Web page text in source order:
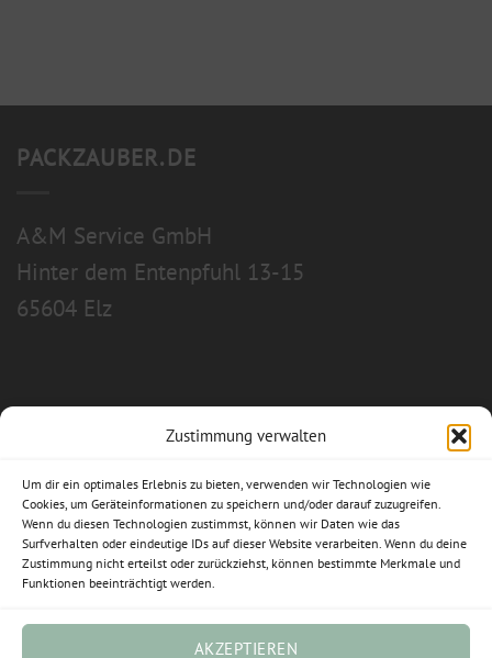
Zustimmung verwalten
Um dir ein optimales Erlebnis zu bieten, verwenden wir Technologien wie
Cookies, um Geräteinformationen zu speichern und/oder darauf zuzugreifen.
Wenn du diesen Technologien zustimmst, können wir Daten wie das
Surfverhalten oder eindeutige IDs auf dieser Website verarbeiten. Wenn du deine
Zustimmung nicht erteilst oder zurückziehst, können bestimmte Merkmale und
Funktionen beeinträchtigt werden.
AKZEPTIEREN
PACKZAUBER.DE
A&M Service GmbH
Hinter dem Entenpfuhl 13-15
65604 Elz
Allgemeine Geschäftsbedingungen
Impressum
Datenschutzerklärung
Cookie-Richtlinie (EU)